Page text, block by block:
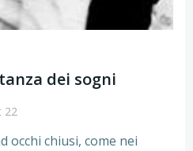
dei sogni
22
occhi chiusi, come nei